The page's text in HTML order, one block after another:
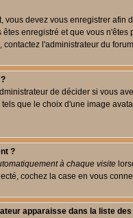
devez vous enregistrer
enregistré et que vous
l'administrateur du
de décider si vous
que le choix d'une image
?
à chaque visite
cochez la case en vous
apparaisse dans la liste